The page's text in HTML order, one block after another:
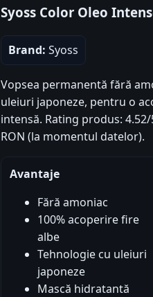
Syoss Color Oleo
Brand: Syoss
Vopsea permanentă fără
uleiuri japoneze, pentru o
intensă. Rating produs:
RON (la momentul datelor).
Avantaje
Fără amoniac
100% acoperire fire
albe
Tehnologie cu uleiuri
japoneze
Mască hidratantă